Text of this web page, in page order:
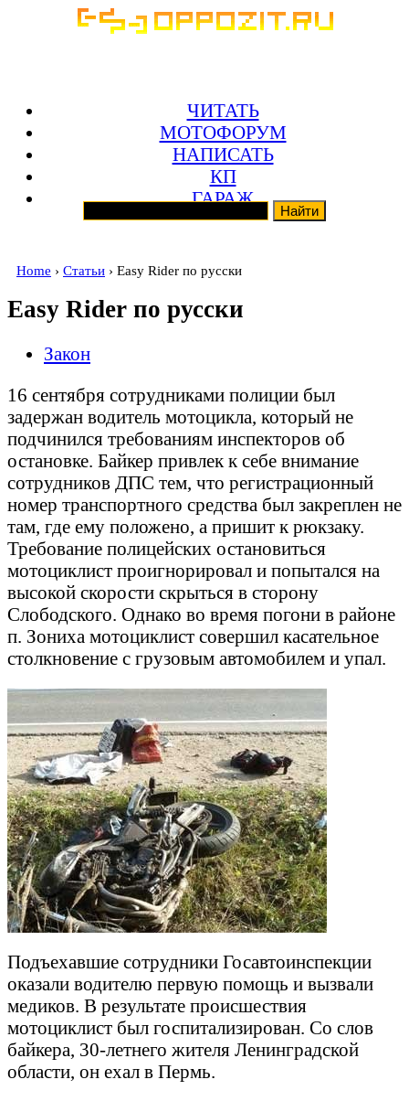
ЧИТАТЬ
МОТОФОРУМ
НАПИСАТЬ
КП
ГАРАЖ
Home › Статьи › Easy Rider по русски
Easy Rider по русски
Закон
16 сентября сотрудниками полиции был
задержан водитель мотоцикла, который не
подчинился требованиям инспекторов об
остановке. Байкер привлек к себе внимание
сотрудников ДПС тем, что регистрационный
номер транспортного средства был закреплен не
там, где ему положено, а пришит к рюкзаку.
Требование полицейских остановиться
мотоциклист проигнорировал и попытался на
высокой скорости скрыться в сторону
Слободского. Однако во время погони в районе
п. Зониха мотоциклист совершил касательное
столкновение с грузовым автомобилем и упал.
Подъехавшие сотрудники Госавтоинспекции
оказали водителю первую помощь и вызвали
медиков. В результате происшествия
мотоциклист был госпитализирован. Со слов
байкера, 30-летнего жителя Ленинградской
области, он ехал в Пермь.